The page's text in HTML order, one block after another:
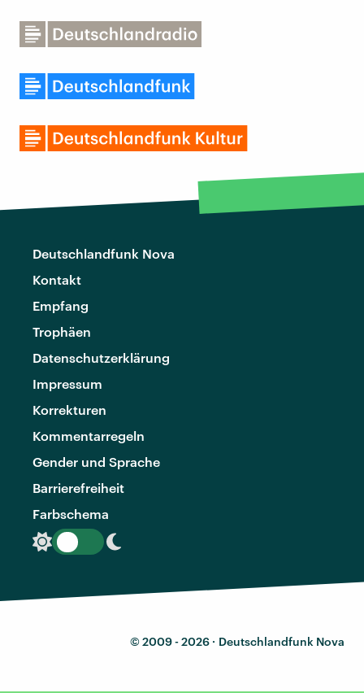
Deutschlandfunk Nova
Kontakt
Empfang
Trophäen
Datenschutzerklärung
Impressum
Korrekturen
Kommentarregeln
Gender und Sprache
Barrierefreiheit
Farbschema
© 2009 - 2026 · Deutschlandfunk Nova